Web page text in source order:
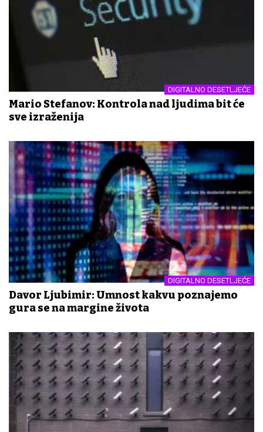
DIGITALNO DESETLJEĆE
Mario Stefanov: Kontrola nad ljudima bit će
sve izraženija
DIGITALNO DESETLJEĆE
Davor Ljubimir: Umnost kakvu poznajemo
gura se na margine života